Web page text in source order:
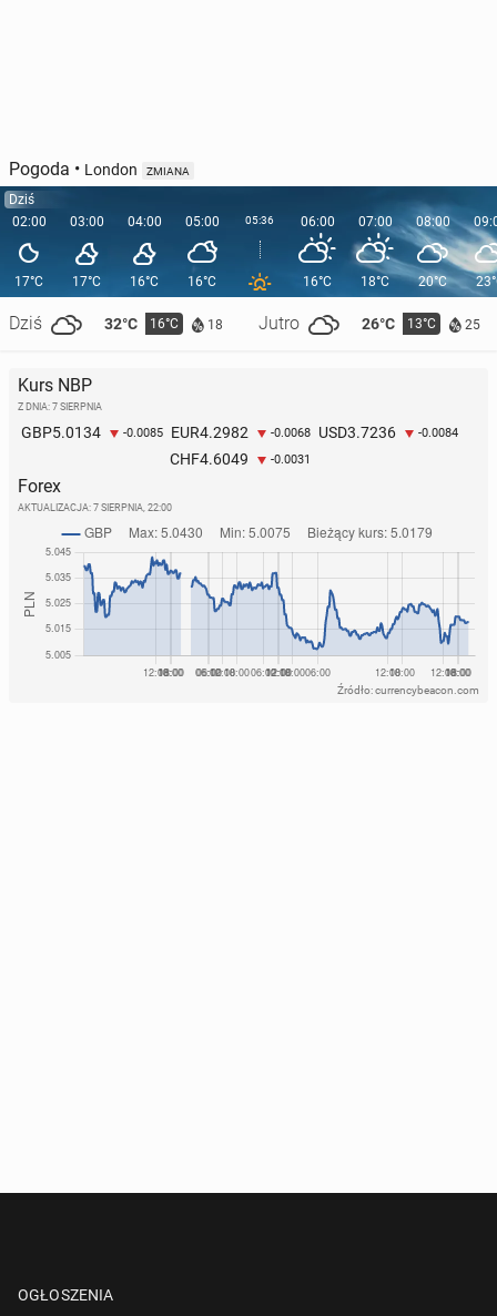
Pogoda • London ZMIANA
Dziś
02:00
17°C
Dziś 32°C 16°C 18 Jutro 26°C 13°C 25
03:00
17°C
04:00
16°C
05:00
16°C
05:36 06:00
16°C
07:00
18°C
08:00
20°C
Kurs NBP
Z DNIA: 7 SIERPNIA
GBP5.0134 -0.0085 EUR4.2982 -0.0068 USD3.7236 -0.0084
CHF4.6049 -0.0031
Forex
AKTUALIZACJA: 7 SIERPNIA, 22:00
Źródło: currencybeacon.com
OGŁOSZENIA